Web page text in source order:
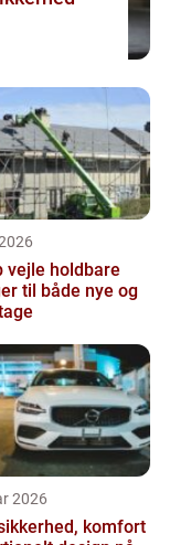
holdbare
til både nye og
2026
komfort